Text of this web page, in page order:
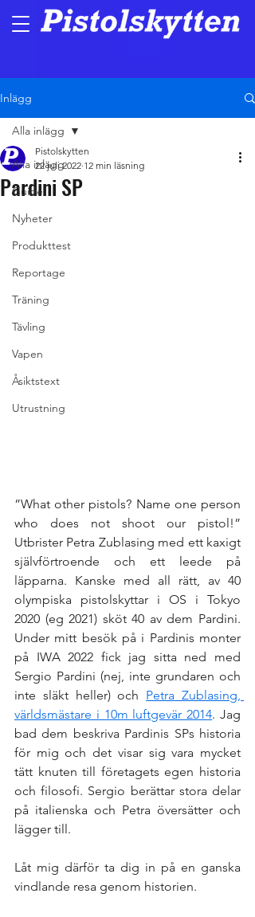
Inlägg
Alla inlägg
Guide
Nyheter
Produkttest
Reportage
Träning
Tävling
Vapen
Åsiktstext
Utrustning
Alla inlägg
Pardini SP
Pistolskytten
22 juli 2022 12 min läsning
”What other pistols? Name one person
who does not shoot our pistol!”
Utbrister Petra Zublasing med ett kaxigt
självförtroende och ett leede på
läpparna. Kanske med all rätt, av 40
olympiska pistolskyttar i OS i Tokyo
2020 (eg 2021) sköt 40 av dem Pardini.
Under mitt besök på i Pardinis monter
på IWA 2022 fick jag sitta ned med
Sergio Pardini (nej, inte grundaren och
inte släkt heller) och Petra Zublasing,
världsmästare i 10m luftgevär 2014. Jag
bad dem beskriva Pardinis SPs historia
för mig och det visar sig vara mycket
tätt knuten till företagets egen historia
och filosofi. Sergio berättar stora delar
på italienska och Petra översätter och
lägger till.
Låt mig därför ta dig in på en ganska
vindlande resa genom historien.